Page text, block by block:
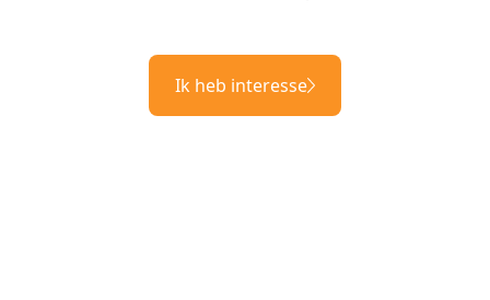
Ik heb interesse